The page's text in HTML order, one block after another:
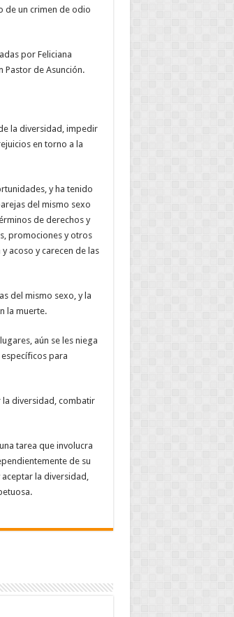
de un crimen de odio
por Feliciana
Pastor de Asunción.
la diversidad, impedir
en torno a la
y ha tenido
del mismo sexo
de derechos y
promociones y otros
acoso y carecen de las
del mismo sexo, y la
la muerte.
aún se les niega
para
la diversidad, combatir
tarea que involucra
de su
la diversidad,